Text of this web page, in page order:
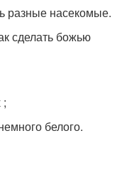
разные насекомые.
сделать божью
;
белого.